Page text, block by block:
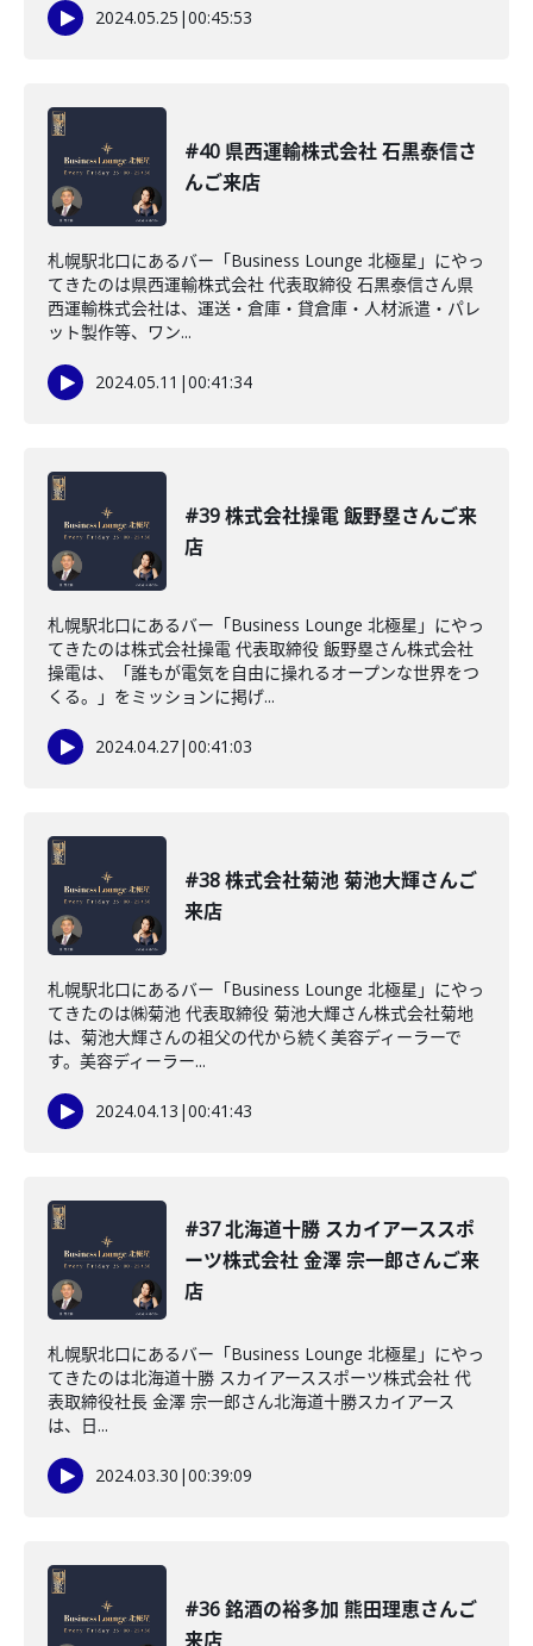
2024.05.25 |00:45:53
#40 県西運輸株式会社 石黒泰信さ
んご来店
札幌駅北口にあるバー「Business Lounge 北極星」にやっ
てきたのは県西運輸株式会社 代表取締役 石黒泰信さん県
西運輸株式会社は、運送・倉庫・貸倉庫・人材派遣・パレ
ット製作等、ワン...
2024.05.11 |00:41:34
#39 株式会社操電 飯野塁さんご来
店
札幌駅北口にあるバー「Business Lounge 北極星」にやっ
てきたのは株式会社操電 代表取締役 飯野塁さん株式会社
操電は、「誰もが電気を自由に操れるオープンな世界をつ
くる。」をミッションに掲げ...
2024.04.27|00:41:03
#38 株式会社菊池 菊池大輝さんご
来店
札幌駅北口にあるバー「Business Lounge 北極星」にやっ
てきたのは㈱菊池 代表取締役 菊池大輝さん株式会社菊地
は、菊池大輝さんの祖父の代から続く美容ディーラーで
す。美容ディーラー...
2024.04.13 |00:41:43
#37 北海道十勝 スカイアーススポ
ーツ株式会社 金澤 宗一郎さんご来
店
札幌駅北口にあるバー「Business Lounge 北極星」にやっ
てきたのは北海道十勝 スカイアーススポーツ株式会社 代
表取締役社長 金澤 宗一郎さん北海道十勝スカイアース
は、日...
2024.03.30 |00:39:09
#36 銘酒の裕多加 熊田理恵さんご
来店